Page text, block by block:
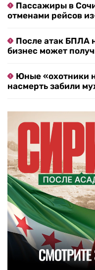
Пассажиры в
отменами рейсов
После атак БПЛА
бизнес может
Юные «охотники
насмерть забили